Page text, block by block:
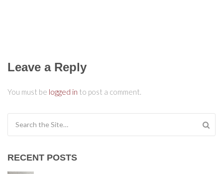
Leave a Reply
You must be logged in to post a comment.
RECENT POSTS